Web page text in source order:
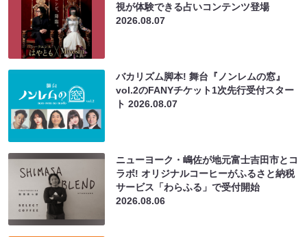
視が体験できる占いコンテンツ登場
2026.08.07
バカリズム脚本! 舞台『ノンレムの窓』
vol.2のFANYチケット1次先行受付スター
ト2026.08.07
ニューヨーク・嶋佐が地元富士吉田市とコ
ラボ! オリジナルコーヒーがふるさと納税
サービス「わらふる」で受付開始
2026.08.06